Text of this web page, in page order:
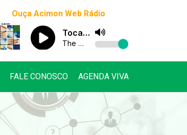
Ouça Acimon Web Rádio
FALE CONOSCO AGENDA VIVA
FALE CONOSCO AGENDA VIVA